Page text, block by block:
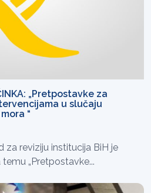
„Pretpostavke za
u slučaju
“
za reviziju institucija BiH je
„Pretpostavke...